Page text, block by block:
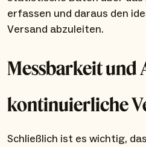
erfassen und daraus den
Versand abzuleiten.
Messbarkeit und
kontinuierliche
Schließlich ist es wichtig,